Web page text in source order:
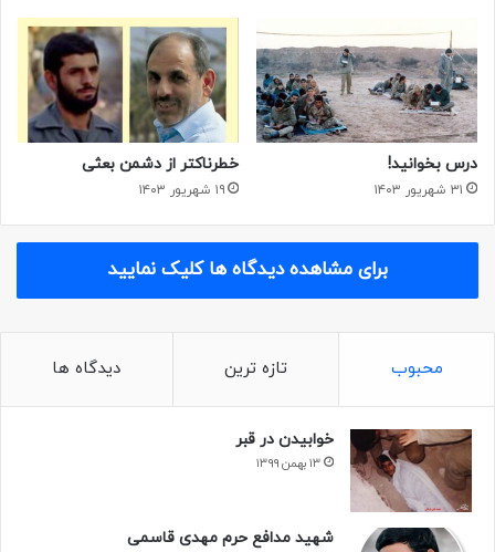
درس بخوانید!
۳۱ شهریور ۱۴۰۳
خطرناکتر از دشمن بعثی
۱۹ شهریور ۱۴۰۳
برای مشاهده دیدگاه ها کلیک نمایید
محبوب تازه ترین دیدگاه ها
خوابیدن در قبر
۱۳ بهمن ۱۳۹۹
شهید مدافع حرم مهدی قاسمی